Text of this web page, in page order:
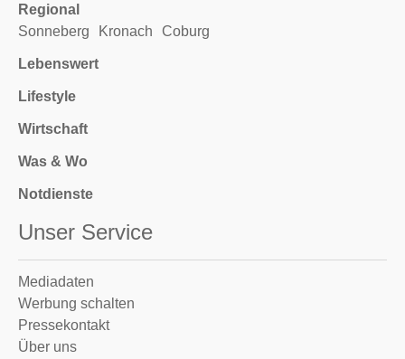
Regional
Sonneberg
Kronach Coburg
Lebenswert
Lifestyle
Wirtschaft
Was & Wo
Notdienste
Unser Service
Mediadaten
Werbung schalten
Pressekontakt
Über uns